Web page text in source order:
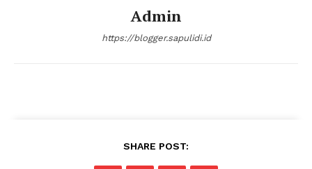
Admin
https://blogger.sapulidi.id
SHARE POST: